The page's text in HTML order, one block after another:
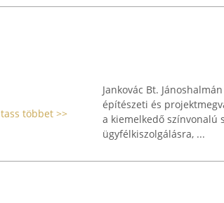
többet >>
Jankovác Bt.
építészeti és
a kiemelkedő színvonalú
ügyfélkiszolgálásra, ...